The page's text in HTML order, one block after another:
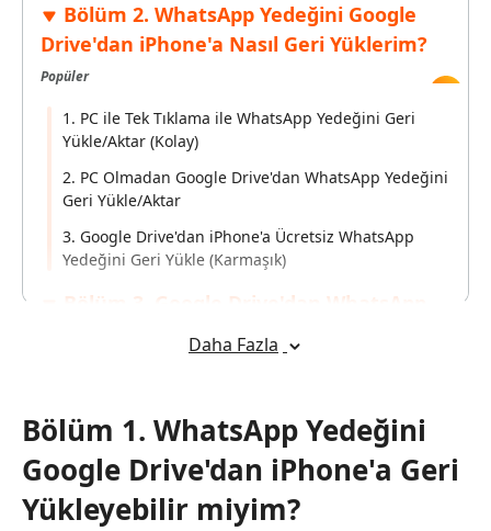
Bölüm 2. WhatsApp Yedeğini Google
Drive'dan iPhone'a Nasıl Geri Yüklerim?
Popüler
1. PC ile Tek Tıklama ile WhatsApp Yedeğini Geri
Yükle/Aktar (Kolay)
2. PC Olmadan Google Drive'dan WhatsApp Yedeğini
Geri Yükle/Aktar
3. Google Drive'dan iPhone'a Ücretsiz WhatsApp
Yedeğini Geri Yükle (Karmaşık)
Bölüm 3. Google Drive'dan WhatsApp
Yedeğini Geri Yükleyemiyorum, Nasıl
Gördüğünde/Şifreli Olduğunda WhatsApp
Nasıl Kurtarılır?
Bölüm 5. Google Drive/iCloud'dan
Daha Fazla
Bölüm 1. WhatsApp Yedeğini
Google Drive'dan iPhone'a Geri
Yükleyebilir miyim?